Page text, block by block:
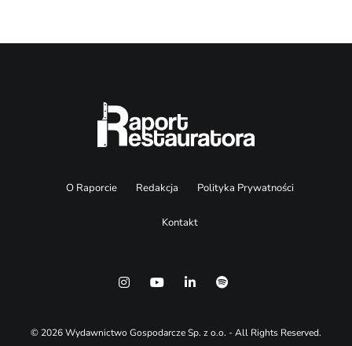
O Raporcie Redakcja Polityka Prywatności
Kontakt
© 2026 Wydawnictwo Gospodarcze Sp. z o.o. - All Rights Reserved.